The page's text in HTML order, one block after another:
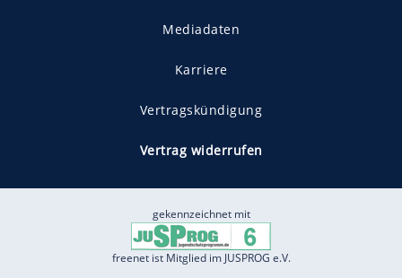
Mediadaten
Karriere
Vertragskündigung
Vertrag widerrufen
gekennzeichnet mit
freenet ist Mitglied im JUSPROG e.V.